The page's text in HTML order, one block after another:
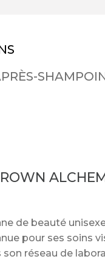
de beauté
pour ses soins
réseau de